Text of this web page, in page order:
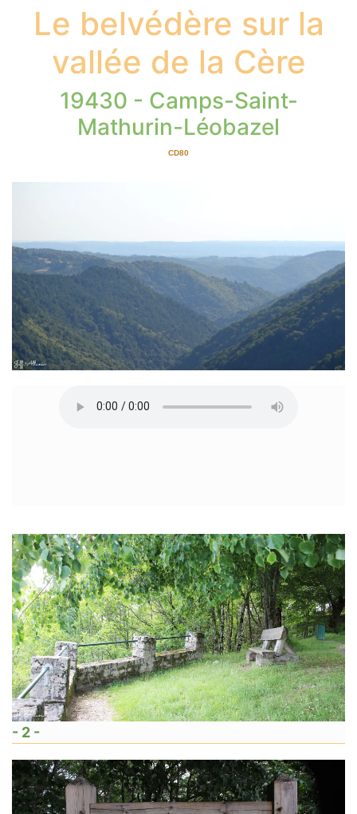
Le belvédère sur la
vallée de la Cère
19430 - Camps-Saint-
Mathurin-Léobazel
CD80
- 2 -